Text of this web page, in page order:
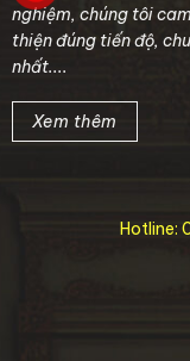
nghiệm, chúng tôi
thiện đúng tiến độ,
nhất....
Xem thêm
Hotline: